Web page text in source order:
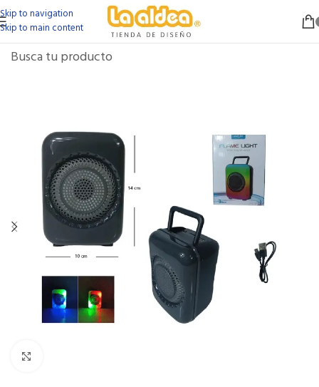
Skip to navigation
Skip to main content